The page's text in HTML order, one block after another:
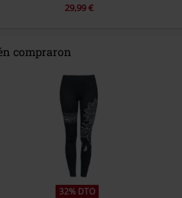
29,99 €
compraron
32% DTO